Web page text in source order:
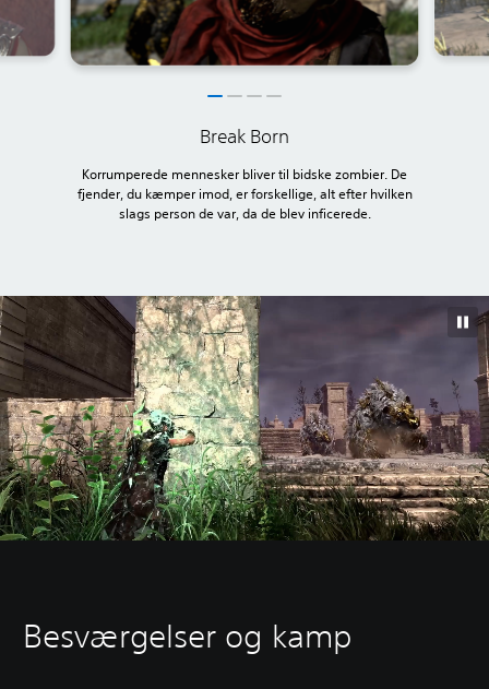
Break Born
Korrumperede mennesker bliver til bidske zombier. De
fjender, du kæmper imod, er forskellige, alt efter hvilken
slags person de var, da de blev inficerede.
Besværgelser og kamp